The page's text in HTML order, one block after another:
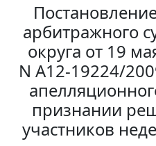
арбитражного
округа от 19
N А12-19224/
признании
участников